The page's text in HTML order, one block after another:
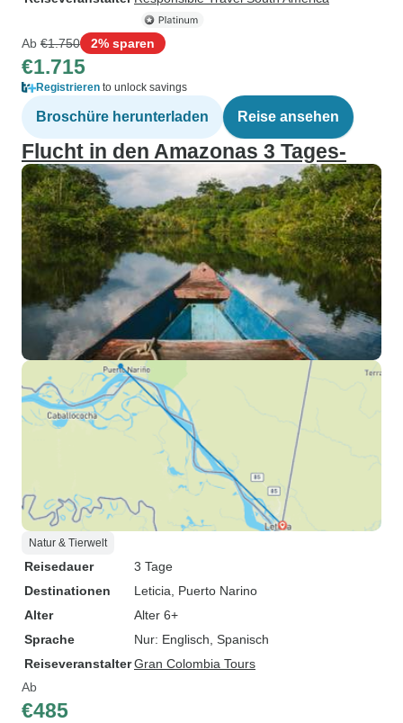
Ab €1.750 2% sparen
€1.715
Registrieren to unlock savings
Broschüre herunterladen Reise ansehen
Flucht in den Amazonas 3 Tages-
Natur & Tierwelt
Reisedauer
3 Tage
Destinationen
Leticia , Puerto Narino
Alter
Alter 6+
Sprache
Nur: Englisch, Spanisch
ReiseveranstalterGran Colombia Tours
Ab
€485